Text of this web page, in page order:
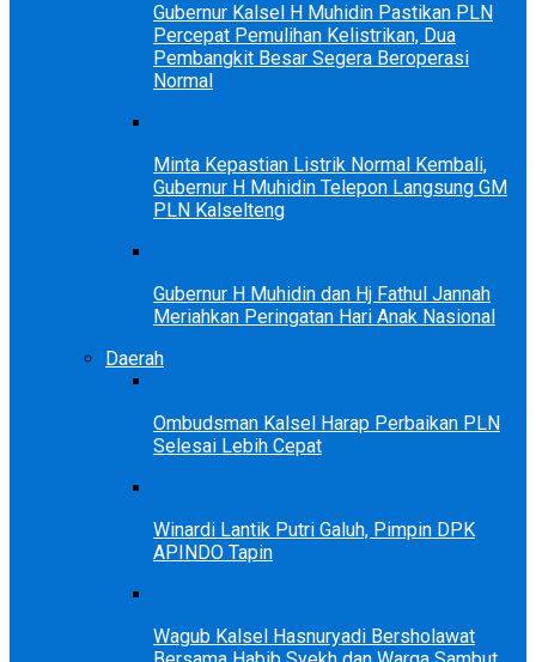
Gubernur Kalsel H Muhidin Pastikan PLN
Percepat Pemulihan Kelistrikan, Dua
Pembangkit Besar Segera Beroperasi
Normal
Minta Kepastian Listrik Normal Kembali,
Gubernur H Muhidin Telepon Langsung GM
PLN Kalselteng
Gubernur H Muhidin dan Hj Fathul Jannah
Meriahkan Peringatan Hari Anak Nasional
Daerah
Ombudsman Kalsel Harap Perbaikan PLN
Selesai Lebih Cepat
Winardi Lantik Putri Galuh, Pimpin DPK
APINDO Tapin
Wagub Kalsel Hasnuryadi Bersholawat